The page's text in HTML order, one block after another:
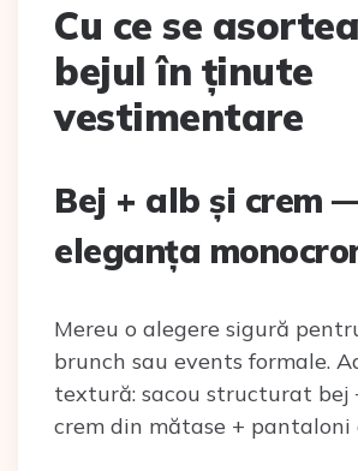
Cu ce se
bejul în ținute
vestimentare
Bej + alb și crem
eleganța
Mereu o alegere sigură
brunch sau events formale.
textură: sacou structurat bej
crem din mătase + pantaloni